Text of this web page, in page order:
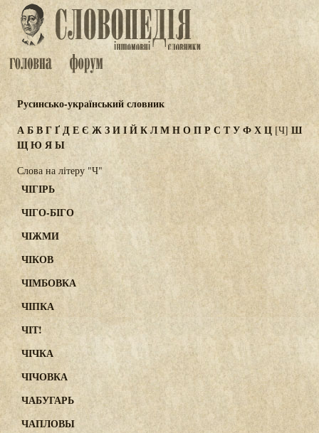
Русинсько-український словник
АБВГҐДЕЄ ЖЗИІЙКЛМНОПРС ТУФХЦ [Ч]Ш
ЩЮ ЯЫ
Слова на літеру "Ч"
ЧІГІРЬ
ЧІГО-БІГО
ЧІЖМИ
ЧІКОВ
ЧІМБОВКА
ЧІПКА
ЧІТ!
ЧІЧКА
ЧІЧОВКА
ЧАБУГАРЬ
ЧАПЛОВЫ